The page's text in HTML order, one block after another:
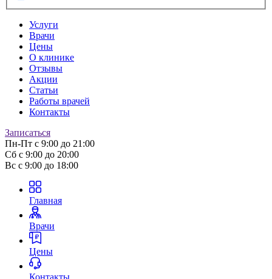
Услуги
Врачи
Цены
О клинике
Отзывы
Акции
Статьи
Работы врачей
Контакты
Записаться
Пн-Пт с 9:00 до 21:00
Сб с 9:00 до 20:00
Вс с 9:00 до 18:00
Главная
Врачи
Цены
Контакты